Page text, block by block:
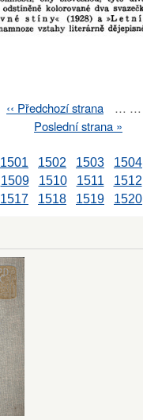
Previous
‹‹ Předchozí strana … …
Last
Poslední strana »
1501 1502 1503 1504
1509 1510 1511 1512
1517 1518 1519 1520